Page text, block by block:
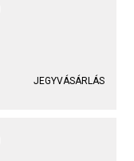
JEGYVÁSÁRLÁS